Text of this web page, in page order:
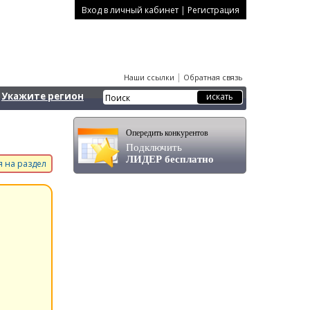
Вход в личный кабинет | Регистрация
Наши ссылки | Обратная связь
Укажите регион
на раздел
Опередить конкурентов
Подключить
ЛИДЕР бесплатно